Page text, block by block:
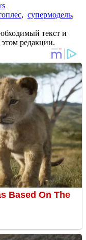
, супермодель,
текст и
редакции.